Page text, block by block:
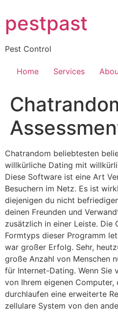
to
content
pestpast
Pest Control
Home Services
Chatrandom beliebtesten
willkürliche Dating mit
Diese Software ist eine Art
Besuchern im Netz. Es ist
diejenigen du nicht
deinen Freunden und
zusätzlich in einer Leiste. Die
Formtyps dieser Programm
war großer Erfolg. Sehr,
große Anzahl von Menschen
für Internet-Dating. Wenn Sie
von Ihrem eigenen Computer,
durchlaufen eine erweiterte
zellulare System von den